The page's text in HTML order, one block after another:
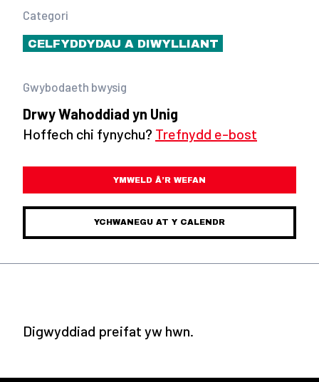
Categori
CELFYDDYDAU A DIWYLLIANT
Gwybodaeth bwysig
Drwy Wahoddiad yn Unig
Hoffech chi fynychu? Trefnydd e-bost
YMWELD Â’R WEFAN
YCHWANEGU AT Y CALENDR
Digwyddiad preifat yw hwn.